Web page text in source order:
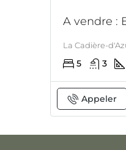
5 3
Appeler